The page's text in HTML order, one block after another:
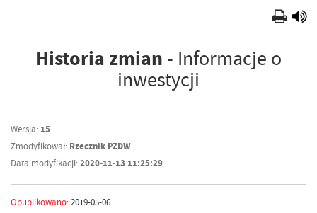
Historia zmian - Informacje o
inwestycji
Wersja: 15
Zmodyfikował: Rzecznik PZDW
Data modyfikacji:2020-11-13 11:25:29
Opublikowano:2019-05-06